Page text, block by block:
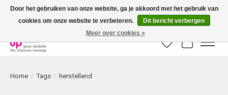
Bestellingen boven € 50,00 worden altijd gratis verzonden!
Verlanglijst
Home / Tags / herstellend
Door het gebruiken van onze website, ga je akkoord met het gebruik van
cookies om onze website te verbeteren.
Dit bericht verbergen
Meer over cookies »